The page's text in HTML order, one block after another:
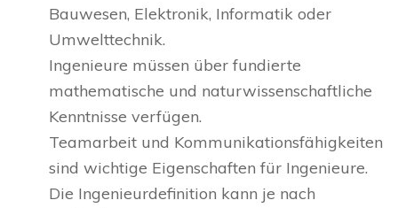
Bauwesen, Elektronik, Informatik oder
Umwelttechnik.
Ingenieure müssen über fundierte
mathematische und naturwissenschaftliche
Kenntnisse verfügen.
Teamarbeit und Kommunikationsfähigkeiten
sind wichtige Eigenschaften für Ingenieure.
Die Ingenieurdefinition kann je nach